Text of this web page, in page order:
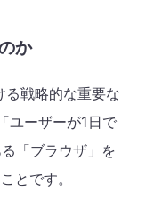
か
戦略的な重要な
ユーザーが1日で
「ブラウザ」を
とです。